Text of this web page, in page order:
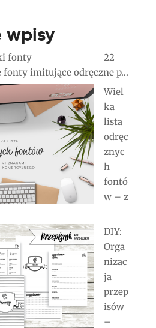
wpisy
22
fonty imitujące odręczne p...
Wiel
ka
lista
odręc
znyc
h
fontó
w – z
DIY:
Orga
nizac
ja
przep
isów
–